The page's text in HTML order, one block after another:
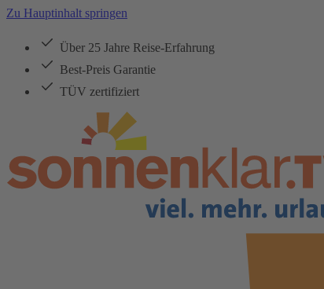
Zu Hauptinhalt springen
Über 25 Jahre Reise-Erfahrung
Best-Preis Garantie
TÜV zertifiziert